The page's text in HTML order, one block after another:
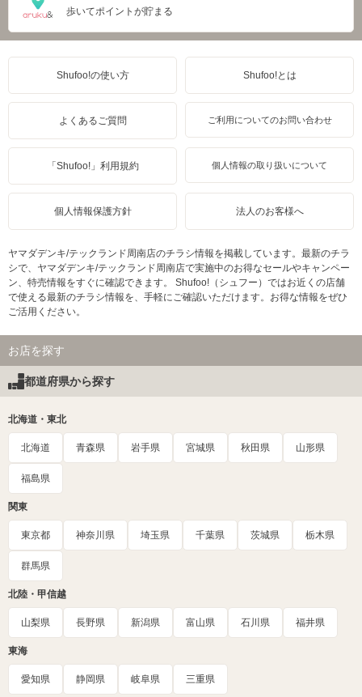
歩いてポイントが貯まる
Shufoo!の使い方 Shufoo!とは
よくあるご質問 ご利用についてのお問い合わせ
「Shufoo!」利用規約 個人情報の取り扱いについて
個人情報保護方針 法人のお客様へ
ヤマダデンキ/テックランド周南店のチラシ情報を掲載しています。最新のチラ
シで、ヤマダデンキ/テックランド周南店で実施中のお得なセールやキャンペー
ン、特売情報をすぐに確認できます。 Shufoo!（シュフー）ではお近くの店舗
で使える最新のチラシ情報を、手軽にご確認いただけます。お得な情報をぜひ
ご活用ください。
お店を探す
都道府県から探す
北海道・東北
北海道 青森県 岩手県 宮城県 秋田県 山形県
福島県
関東
東京都 神奈川県 埼玉県 千葉県 茨城県 栃木県
群馬県
北陸・甲信越
山梨県 長野県 新潟県 富山県 石川県 福井県
東海
愛知県 静岡県 岐阜県 三重県